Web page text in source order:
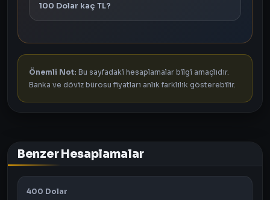
100 Dolar kaç TL?
Önemli Not: Bu sayfadaki hesaplamalar bilgi amaçlıdır.
Banka ve döviz bürosu fiyatları anlık farklılık gösterebilir.
Benzer Hesaplamalar
400 Dolar